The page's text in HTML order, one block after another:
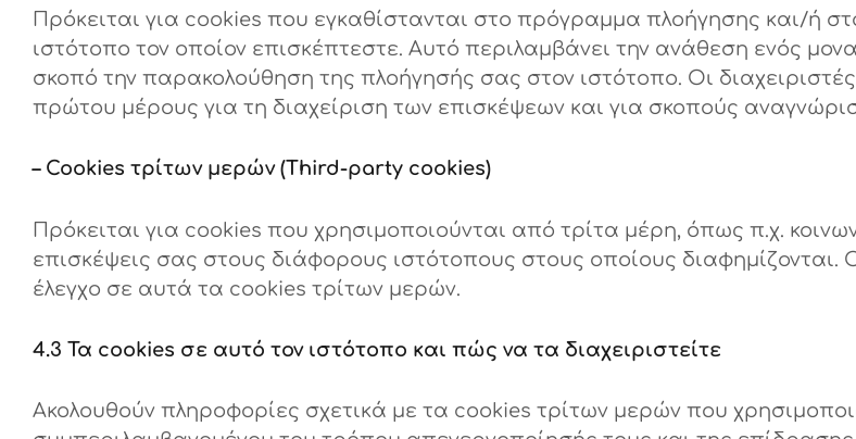
Πρόκειται για cookies που εγκαθίστανται στο πρόγραμμα πλοήγησης και/ή
ιστότοπο τον οποίον επισκέπτεστε. Αυτό περιλαμβάνει την ανάθεση ενός
σκοπό την παρακολούθηση της πλοήγησής σας στον ιστότοπο. Οι
πρώτου μέρους για τη διαχείριση των επισκέψεων και για σκοπούς
– Cookies τρίτων μερών (Third-party cookies)
Πρόκειται για cookies που χρησιμοποιούνται από τρίτα μέρη, όπως π.χ.
επισκέψεις σας στους διάφορους ιστότοπους στους οποίους διαφημίζονται.
έλεγχο σε αυτά τα cookies τρίτων μερών.
4.3 Τα cookies σε αυτό τον ιστότοπο και πώς να τα διαχειριστείτε
Ακολουθούν πληροφορίες σχετικά με τα cookies τρίτων μερών που